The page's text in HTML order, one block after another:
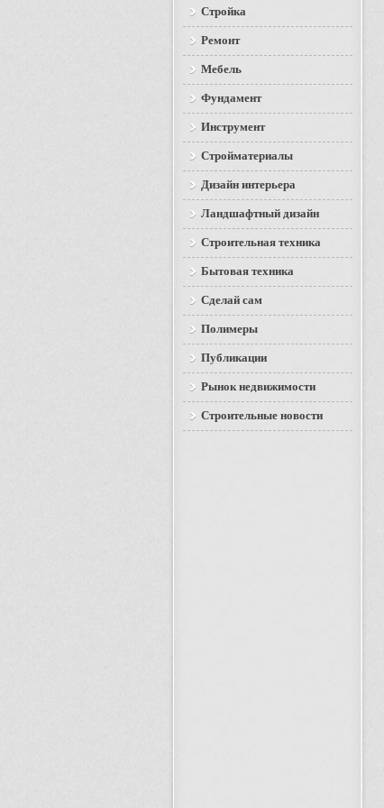
Стройка
Ремонт
Мебель
Фундамент
Инструмент
Стройматериалы
Дизайн интерьера
Ландшафтный дизайн
Строительная техника
Бытовая техника
Сделай сам
Полимеры
Публикации
Рынок недвижимости
Строительные новости